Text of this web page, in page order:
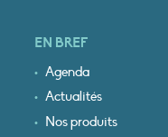
EN BREF
Agenda
Actualités
Nos produits